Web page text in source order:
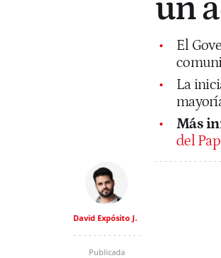
El
La
Más
del
David Expósito J.
Publicada